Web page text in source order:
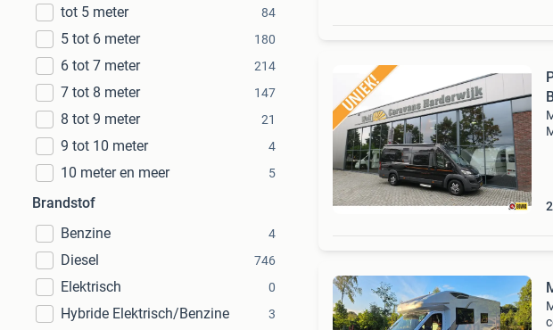
tot 5 meter
84
5 tot 6 meter 180
6 tot 7 meter 214
7 tot 8 meter 147
8 tot 9 meter 21
9 tot 10 meter 4
10 meter en meer 5
Brandstof
Benzine
4
Diesel 746
Elektrisch 0
Hybride Elektrisch/Benzine 3